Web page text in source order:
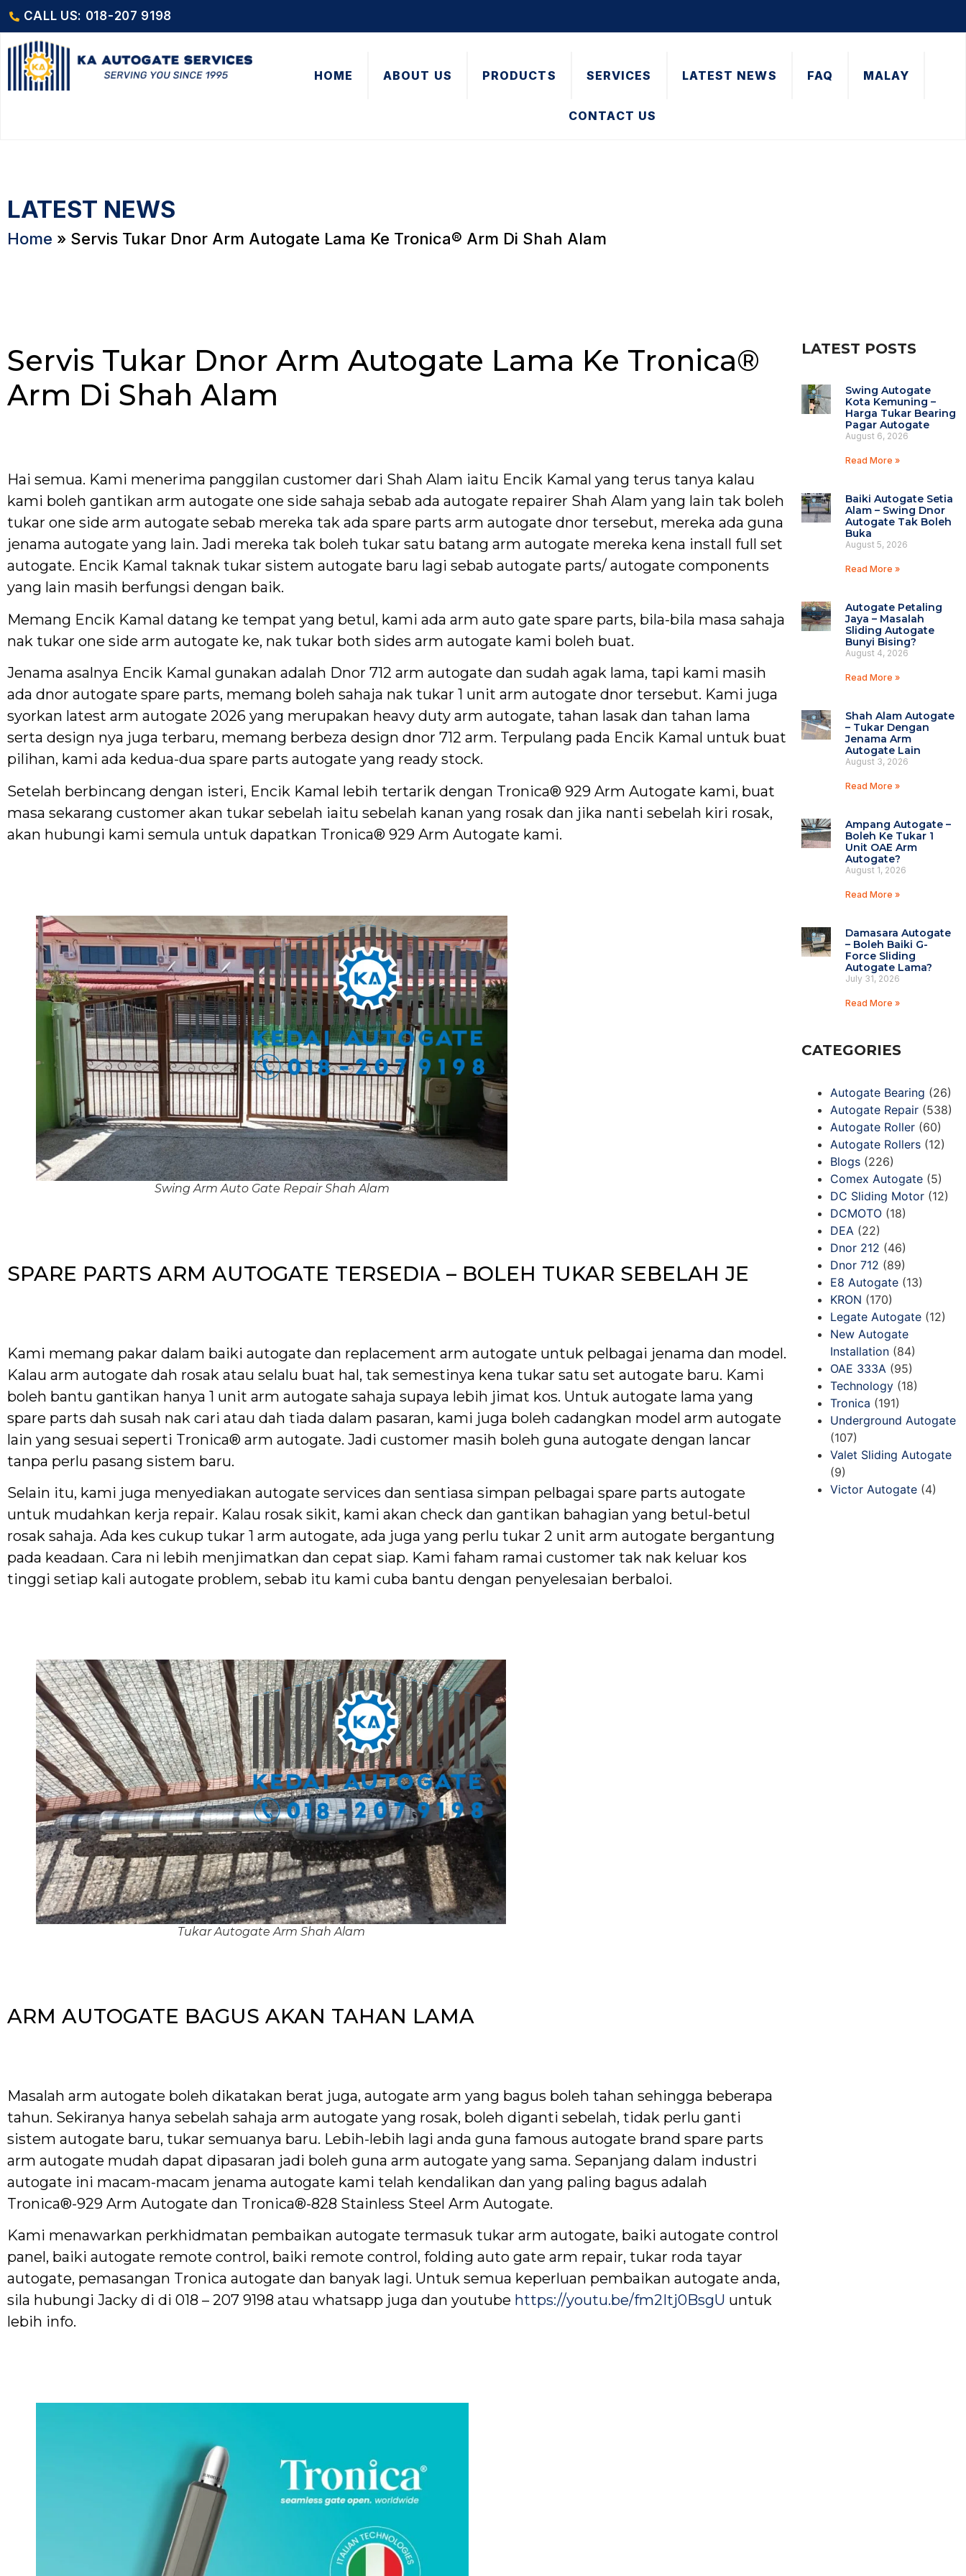
CALL US: 018-207 9198
HOME ABOUT US PRODUCTS SERVICES LATEST NEWS FAQ MALAY
CONTACT US
LATEST NEWS
Home » Servis Tukar Dnor Arm Autogate Lama Ke Tronica® Arm Di Shah Alam
Servis Tukar Dnor Arm Autogate Lama Ke Tronica®
Arm Di Shah Alam
Hai semua. Kami menerima panggilan customer dari Shah Alam iaitu Encik Kamal yang terus tanya kalau
kami boleh gantikan arm autogate one side sahaja sebab ada autogate repairer Shah Alam yang lain tak boleh
tukar one side arm autogate sebab mereka tak ada spare parts arm autogate dnor tersebut, mereka ada guna
jenama autogate yang lain. Jadi mereka tak boleh tukar satu batang arm autogate mereka kena install full set
autogate. Encik Kamal taknak tukar sistem autogate baru lagi sebab autogate parts/ autogate components
yang lain masih berfungsi dengan baik.
Memang Encik Kamal datang ke tempat yang betul, kami ada arm auto gate spare parts, bila-bila masa sahaja
nak tukar one side arm autogate ke, nak tukar both sides arm autogate kami boleh buat.
Jenama asalnya Encik Kamal gunakan adalah Dnor 712 arm autogate dan sudah agak lama, tapi kami masih
ada dnor autogate spare parts, memang boleh sahaja nak tukar 1 unit arm autogate dnor tersebut. Kami juga
syorkan latest arm autogate 2026 yang merupakan heavy duty arm autogate, tahan lasak dan tahan lama
serta design nya juga terbaru, memang berbeza design dnor 712 arm. Terpulang pada Encik Kamal untuk buat
pilihan, kami ada kedua-dua spare parts autogate yang ready stock.
Setelah berbincang dengan isteri, Encik Kamal lebih tertarik dengan Tronica® 929 Arm Autogate kami, buat
masa sekarang customer akan tukar sebelah iaitu sebelah kanan yang rosak dan jika nanti sebelah kiri rosak,
akan hubungi kami semula untuk dapatkan Tronica® 929 Arm Autogate kami.
Swing Arm Auto Gate Repair Shah Alam
SPARE PARTS ARM AUTOGATE TERSEDIA – BOLEH TUKAR SEBELAH JE
Kami memang pakar dalam baiki autogate dan replacement arm autogate untuk pelbagai jenama dan model.
Kalau arm autogate dah rosak atau selalu buat hal, tak semestinya kena tukar satu set autogate baru. Kami
boleh bantu gantikan hanya 1 unit arm autogate sahaja supaya lebih jimat kos. Untuk autogate lama yang
spare parts dah susah nak cari atau dah tiada dalam pasaran, kami juga boleh cadangkan model arm autogate
lain yang sesuai seperti Tronica® arm autogate. Jadi customer masih boleh guna autogate dengan lancar
tanpa perlu pasang sistem baru.
Selain itu, kami juga menyediakan autogate services dan sentiasa simpan pelbagai spare parts autogate
untuk mudahkan kerja repair. Kalau rosak sikit, kami akan check dan gantikan bahagian yang betul-betul
rosak sahaja. Ada kes cukup tukar 1 arm autogate, ada juga yang perlu tukar 2 unit arm autogate bergantung
pada keadaan. Cara ni lebih menjimatkan dan cepat siap. Kami faham ramai customer tak nak keluar kos
tinggi setiap kali autogate problem, sebab itu kami cuba bantu dengan penyelesaian berbaloi.
Tukar Autogate Arm Shah Alam
ARM AUTOGATE BAGUS AKAN TAHAN LAMA
Masalah arm autogate boleh dikatakan berat juga, autogate arm yang bagus boleh tahan sehingga beberapa
tahun. Sekiranya hanya sebelah sahaja arm autogate yang rosak, boleh diganti sebelah, tidak perlu ganti
sistem autogate baru, tukar semuanya baru. Lebih-lebih lagi anda guna famous autogate brand spare parts
arm autogate mudah dapat dipasaran jadi boleh guna arm autogate yang sama. Sepanjang dalam industri
autogate ini macam-macam jenama autogate kami telah kendalikan dan yang paling bagus adalah
Tronica®-929 Arm Autogate dan Tronica®-828 Stainless Steel Arm Autogate.
Kami menawarkan perkhidmatan pembaikan autogate termasuk tukar arm autogate, baiki autogate control
panel, baiki autogate remote control, baiki remote control, folding auto gate arm repair, tukar roda tayar
autogate, pemasangan Tronica autogate dan banyak lagi. Untuk semua keperluan pembaikan autogate anda,
sila hubungi Jacky di di 018 – 207 9198 atau whatsapp juga dan youtube https://youtu.be/fm2Itj0BsgU untuk
lebih info.
LATEST POSTS
Swing Autogate
Kota Kemuning –
Harga Tukar Bearing
Pagar Autogate
August 6, 2026
Read More »
Baiki Autogate Setia
Alam – Swing Dnor
Autogate Tak Boleh
Buka
August 5, 2026
Read More »
Autogate Petaling
Jaya – Masalah
Sliding Autogate
Bunyi Bising?
August 4, 2026
Read More »
Shah Alam Autogate
– Tukar Dengan
Jenama Arm
Autogate Lain
August 3, 2026
Read More »
Ampang Autogate –
Boleh Ke Tukar 1
Unit OAE Arm
Autogate?
August 1, 2026
Read More »
Damasara Autogate
– Boleh Baiki G-
Force Sliding
Autogate Lama?
July 31, 2026
Read More »
CATEGORIES
Autogate Bearing (26)
Autogate Repair(538)
Autogate Roller(60)
Autogate Rollers(12)
Blogs(226)
Comex Autogate(5)
DC Sliding Motor(12)
DCMOTO(18)
DEA(22)
Dnor 212 (46)
Dnor 712 (89)
E8 Autogate(13)
KRON (170)
Legate Autogate(12)
New Autogate
Installation(84)
OAE 333A(95)
Technology(18)
Tronica (191)
Underground Autogate
(107)
Valet Sliding Autogate
(9)
Victor Autogate(4)